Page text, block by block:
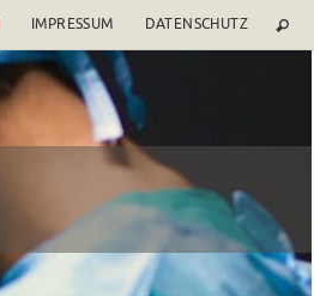
IMPRESSUM DATENSCHUTZ